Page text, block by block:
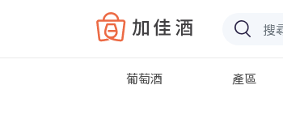
Baccus
葡萄酒 產區